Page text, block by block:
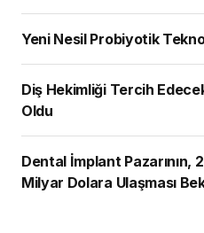
Yeni Nesil Probiyotik
Diş Hekimliği Tercih Edecekler için
Oldu
Dental İmplant Pazarının,
Milyar Dolara Ulaşması